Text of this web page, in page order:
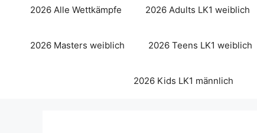
2026 Alle Wettkämpfe 2026 Adults LK1 weiblich
2026 Masters weiblich 2026 Teens LK1 weiblich
2026 Kids LK1 männlich